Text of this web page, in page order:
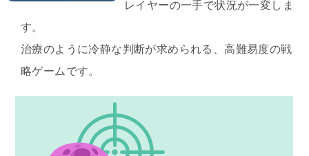
レイヤーの一手で状況が一変しま
す。
治療のように冷静な判断が求められる、高難易度の戦
略ゲームです。